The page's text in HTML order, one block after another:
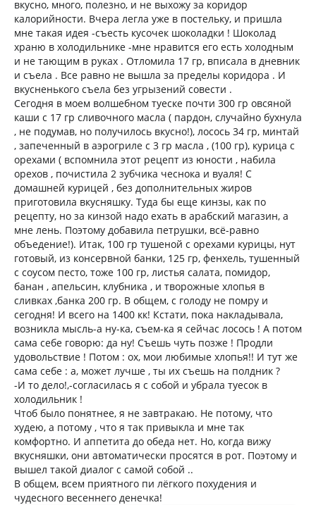
вкусно, много, полезно, и не выхожу за коридор
калорийности. Вчера легла уже в постельку, и пришла
мне такая идея -съесть кусочек шоколадки ! Шоколад
храню в холодильнике -мне нравится его есть холодным
и не тающим в руках . Отломила 17 гр, вписала в дневник
и съела . Все равно не вышла за пределы коридора . И
вкусненького съела без угрызений совести .
Сегодня в моем волшебном туеске почти 300 гр овсяной
каши с 17 гр сливочного масла ( пардон, случайно бухнула
, не подумав, но получилось вкусно!), лосось 34 гр, минтай
, запеченный в аэрогриле с 3 гр масла , (100 гр), курица с
орехами ( вспомнила этот рецепт из юности , набила
орехов , почистила 2 зубчика чеснока и вуаля! С
домашней курицей , без дополнительных жиров
приготовила вкусняшку. Туда бы еще кинзы, как по
рецепту, но за кинзой надо ехать в арабский магазин, а
мне лень. Поэтому добавила петрушки, всё-равно
объедение!). Итак, 100 гр тушеной с орехами курицы, нут
готовый, из консервной банки, 125 гр, фенхель, тушенный
с соусом песто, тоже 100 гр, листья салата, помидор,
банан , апельсин, клубника , и творожные хлопья в
сливках ,банка 200 гр. В общем, с голоду не помру и
сегодня! И всего на 1400 кк! Кстати, пока накладывала,
возникла мысль-а ну-ка, съем-ка я сейчас лосось ! А потом
сама себе говорю: да ну! Съешь чуть позже ! Продли
удовольствие ! Потом : ох, мои любимые хлопья!! И тут же
сама себе : а, может лучше , ты их съешь на полдник ?
-И то дело!,-согласилась я с собой и убрала туесок в
холодильник !
Чтоб было понятнее, я не завтракаю. Не потому, что
худею, а потому , что я так привыкла и мне так
комфортно. И аппетита до обеда нет. Но, когда вижу
вкусняшки, они автоматически просятся в рот. Поэтому и
вышел такой диалог с самой собой ..
В общем, всем приятного пи лёгкого похудения и
чудесного весеннего денечка!